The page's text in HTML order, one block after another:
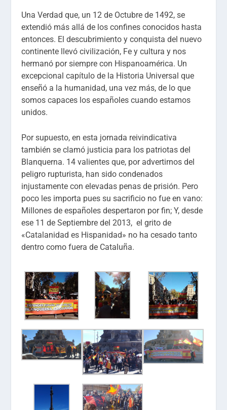
Una Verdad que, un 12 de Octubre de 1492, se
extendió más allá de los confines conocidos hasta
entonces. El descubrimiento y conquista del nuevo
continente llevó civilización, Fe y cultura y nos
hermanó por siempre con Hispanoamérica. Un
excepcional capítulo de la Historia Universal que
enseñó a la humanidad, una vez más, de lo que
somos capaces los españoles cuando estamos
unidos.
Por supuesto, en esta jornada reivindicativa
también se clamó justicia para los patriotas del
Blanquerna. 14 valientes que, por advertirnos del
peligro rupturista, han sido condenados
injustamente con elevadas penas de prisión. Pero
poco les importa pues su sacrificio no fue en vano:
Millones de españoles despertaron por fin; Y, desde
ese 11 de Septiembre del 2013, el grito de
«Catalanidad es Hispanidad» no ha cesado tanto
dentro como fuera de Cataluña.